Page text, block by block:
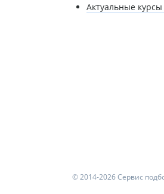
Актуальные
© 2014-2026 Сервис